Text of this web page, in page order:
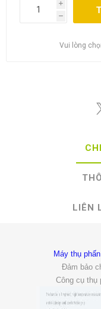
i
h
Vui lòng
LIÊN
Máy thụ
Đảm bảo
Công cụ thụ